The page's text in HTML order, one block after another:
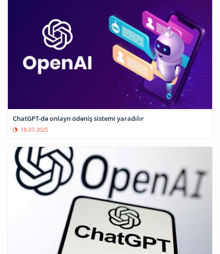
ChatGPT-də onlayn ödəniş sistemi yaradılır
18-07-2025